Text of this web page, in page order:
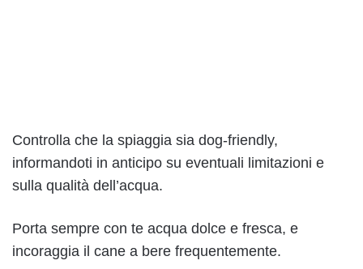
Controlla che la spiaggia sia dog-friendly,
informandoti in anticipo su eventuali limitazioni e
sulla qualità dell’acqua.
Porta sempre con te acqua dolce e fresca, e
incoraggia il cane a bere frequentemente.